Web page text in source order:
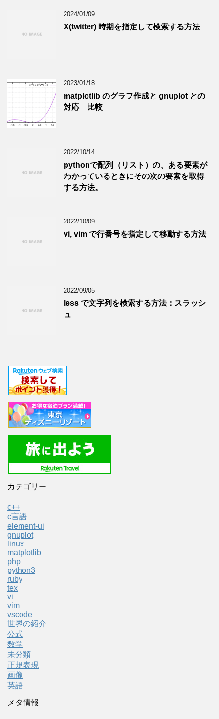
2024/01/09
X(twitter) 時期を指定して検索する方法
2023/01/18
matplotlib のグラフ作成と gnuplot との
対応 比較
2022/10/14
pythonで配列（リスト）の、ある要素が
わかっているときにその次の要素を取得
する方法。
2022/10/09
vi, vim で行番号を指定して移動する方法
2022/09/05
less で文字列を検索する方法：スラッシ
ュ
カテゴリー
c++
c言語
element-ui
gnuplot
linux
matplotlib
php
python3
ruby
tex
vi
vim
vscode
世界の紹介
公式
数学
未分類
正規表現
画像
英語
メタ情報